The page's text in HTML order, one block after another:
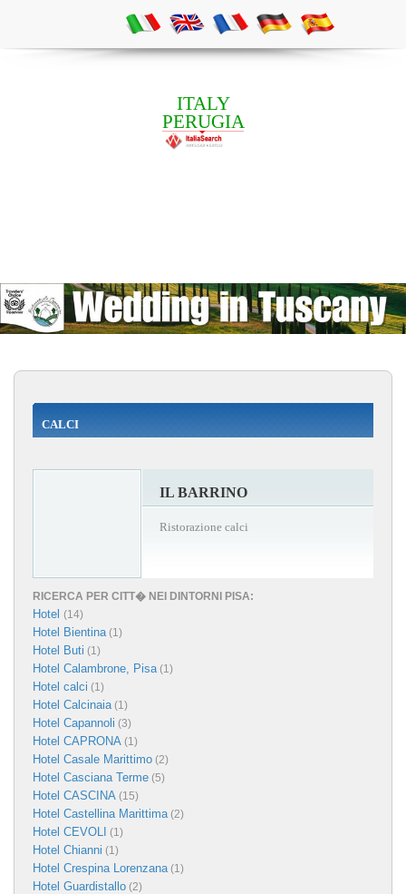
ITALY
PERUGIA
CALCI
IL BARRINO
Ristorazione calci
RICERCA PER CITT� NEI DINTORNI PISA:
Hotel (14)
Hotel Bientina(1)
Hotel Buti (1)
Hotel Calambrone, Pisa(1)
Hotel calci (1)
Hotel Calcinaia(1)
Hotel Capannoli (3)
Hotel CAPRONA (1)
Hotel Casale Marittimo (2)
Hotel Casciana Terme (5)
Hotel CASCINA (15)
Hotel Castellina Marittima(2)
Hotel CEVOLI (1)
Hotel Chianni (1)
Hotel Crespina Lorenzana(1)
Hotel Guardistallo (2)